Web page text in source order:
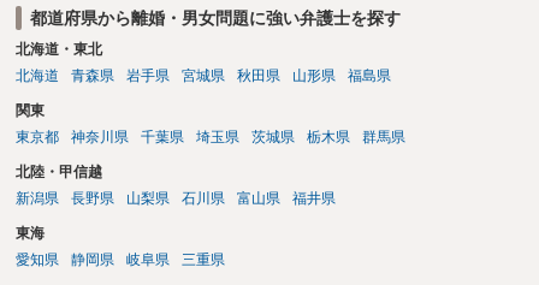
都道府県から離婚・男女問題に強い弁護士を探す
北海道・東北
北海道
青森県 岩手県 宮城県 秋田県 山形県 福島県
関東
東京都
神奈川県 千葉県 埼玉県 茨城県 栃木県 群馬県
北陸・甲信越
新潟県
長野県 山梨県 石川県 富山県 福井県
東海
愛知県
静岡県 岐阜県 三重県